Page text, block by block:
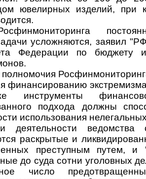
ювелирных изделий, при
усложняются, заявил
Федерации по бюджету
полномочия
финансированию
подхода должны
использования
деятельности
раскрытые и
преступным путем, и
до суда сотни уголовных
число